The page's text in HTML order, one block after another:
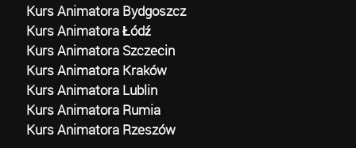
Kurs Animatora Bydgoszcz
Kurs Animatora Łódź
Kurs Animatora Szczecin
Kurs Animatora Kraków
Kurs Animatora Lublin
Kurs Animatora Rumia
Kurs Animatora Rzeszów